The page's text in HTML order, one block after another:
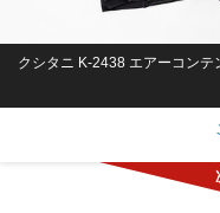
クシタニ K-2438 エアーコンテ